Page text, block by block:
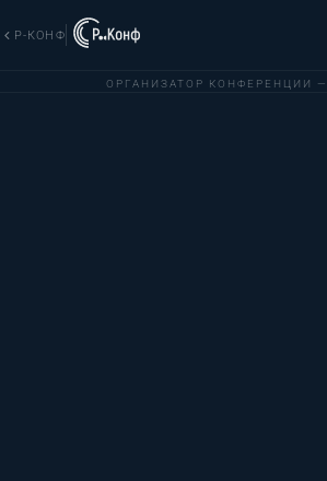
Р-КОНФ
ОРГАНИЗАТОР КОНФЕРЕНЦИИ —